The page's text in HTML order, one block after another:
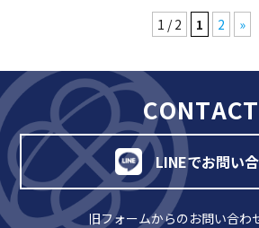
1 / 2 1 2 »
CONTACT
LINEでお問い
旧フォームからのお問い合わ